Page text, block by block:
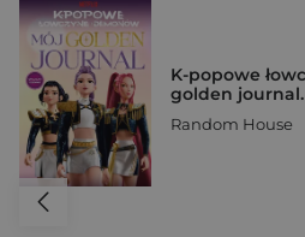
K-popowe
golden
Random House